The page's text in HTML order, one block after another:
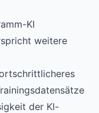
KI
weitere
der KI-